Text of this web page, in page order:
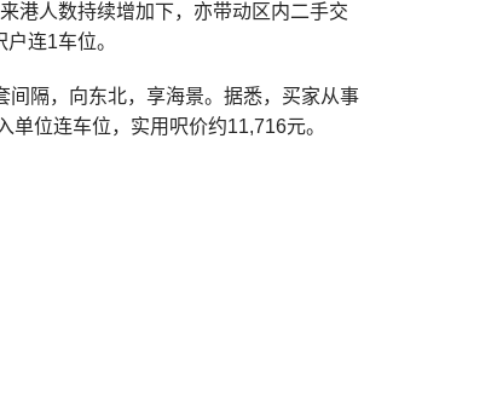
港人数持续增加下，亦带动区内二手交
连1车位。
隔，向东北，享海景。据悉，买家从事
位连车位，实用呎价约11,716元。